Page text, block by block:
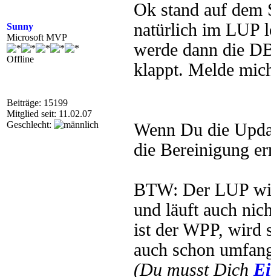
Sunny
Microsoft MVP
Offline
Beiträge: 15199
Mitglied seit: 11.02.07
Geschlecht:
Ok stand auf dem
natürlich im LUP
werde dann die
klappt. Melde
Wenn Du die
die Bereinigung
BTW: Der LUP
und läuft auch
ist der WPP, wird
auch schon
(Du musst Dich